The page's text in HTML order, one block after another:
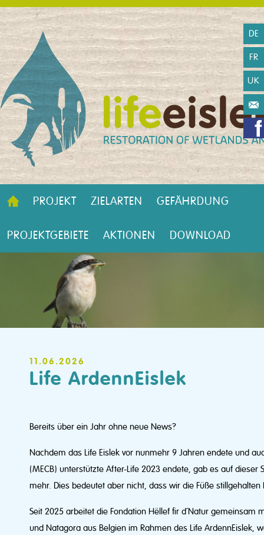
PROJEKT ZIELARTEN GEFÄHRDUNG
PROJEKTGEBIETE AKTIONEN DOWNLOAD
DE
FR
UK
11.06.2026
Life ArdennEislek
Bereits über ein Jahr ohne neue News?
Nachdem das Life Eislek vor nunmehr 9 Jahren endete und
(MECB) unterstützte After-Life 2023 endete, gab es auf dieser
mehr. Dies bedeutet aber nicht, dass wir die Füße stillgehalten
Seit 2025 arbeitet die Fondation Hëllef fir d´Natur gemeinsam
und Natagora aus Belgien im Rahmen des Life ArdennEislek,